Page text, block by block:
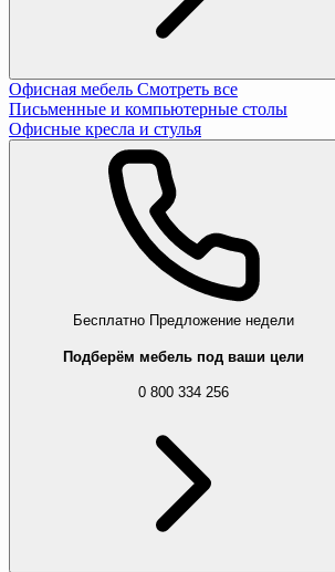
Офисная мебель Смотреть все
Письменные и компьютерные столы
Офисные кресла и стулья
Бесплатно Предложение недели
Подберём мебель под ваши цели
0 800 334 256